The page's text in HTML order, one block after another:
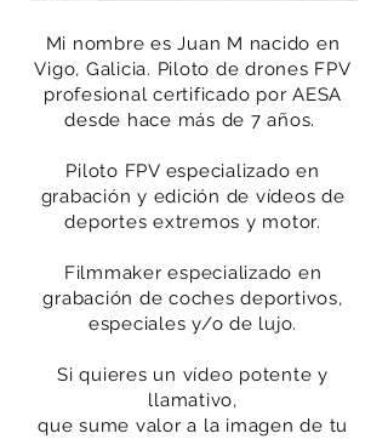
Mi nombre es Juan M nacido en
Vigo, Galicia. Piloto de drones FPV
profesional certificado por AESA
desde hace más de 7 años.
Piloto FPV especializado en
grabación y edición de vídeos de
deportes extremos y motor.
Filmmaker especializado en
grabación de coches deportivos,
especiales y/o de lujo.
Si quieres un vídeo potente y
llamativo,
que sume valor a la imagen de tu